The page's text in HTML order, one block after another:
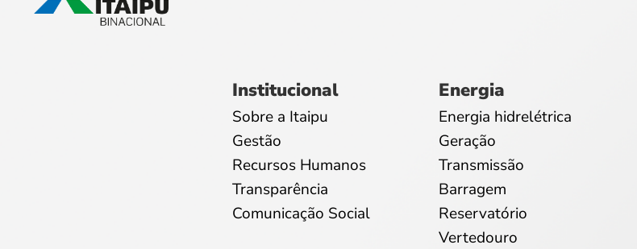
Institucional
Sobre a Itaipu
Gestão
Recursos Humanos
Transparência
Comunicação Social
Energia
Energia hidrelétrica
Geração
Transmissão
Barragem
Reservatório
Vertedouro